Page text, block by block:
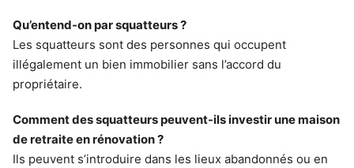
Qu’entend-on par squatteurs ?
Les squatteurs sont des personnes qui occupent
illégalement un bien immobilier sans l’accord du
propriétaire.
Comment des squatteurs peuvent-ils investir une maison
de retraite en rénovation ?
Ils peuvent s’introduire dans les lieux abandonnés ou en